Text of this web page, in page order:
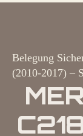
Belegung
(2010-2017) –